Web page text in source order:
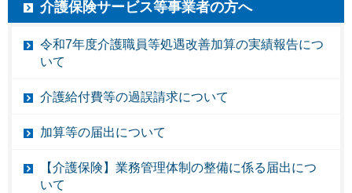
介護保険サービス等事業者の方へ
令和7年度介護職員等処遇改善加算の実績報告につ
いて
介護給付費等の過誤請求について
加算等の届出について
【介護保険】業務管理体制の整備に係る届出につ
いて